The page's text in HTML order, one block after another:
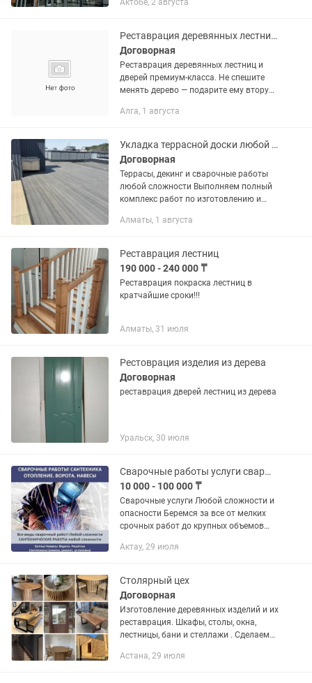
зданий, фермы, ангары, усиление
Актобе, 2 августа
Реставрация деревянных лестниц и дверей премиум-класса.
Договорная
Реставрация деревянных лестниц и
дверей премиум-класса. Не спешите
менять дерево — подарите ему вторую
дверями, перекраска в однотонные и
Алга, 1 августа
Укладка террасной доски любой сложности
Договорная
Террасы, декинг и сварочные работы
любой сложности Выполняем полный
комплекс работ по изготовлению и
металлоконструкций. Террасные
любого...
Алматы, 1 августа
Реставрация лестниц
190 000 - 240 000 ₸
Реставрация покраска лестниц в
кратчайшие сроки!!!
Алматы, 31 июля
Рестоврация изделия из дерева
Договорная
реставрация дверей лестниц из дерева
Уральск, 30 июля
Сварочные работы услуги сварщика сварка любой сложности
10 000 - 100 000 ₸
Сварочные услуги Любой сложности и
опасности Беремся за все от мелких
срочных работ до крупных объемов
ворота, решетки, лестницы, навесы,
Актау, 29 июля
Столярный цех
Договорная
Изготовление деревянных изделий и их
реставрация. Шкафы, столы, окна,
лестницы, бани и стеллажи . Сделаем
на ваш выбор сосна, бук, дуб, береза,
Астана, 29 июля